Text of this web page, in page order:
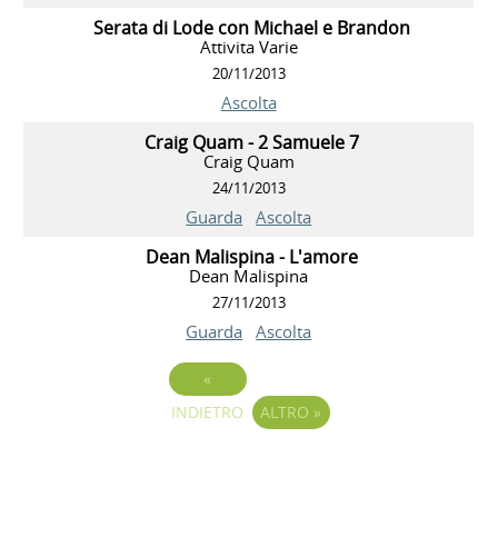
Serata di Lode con Michael e Brandon
Attivita Varie
20/11/2013
Ascolta
Craig Quam - 2 Samuele 7
Craig Quam
24/11/2013
Guarda Ascolta
Dean Malispina - L'amore
Dean Malispina
27/11/2013
Guarda Ascolta
«
INDIETRO
ALTRO »